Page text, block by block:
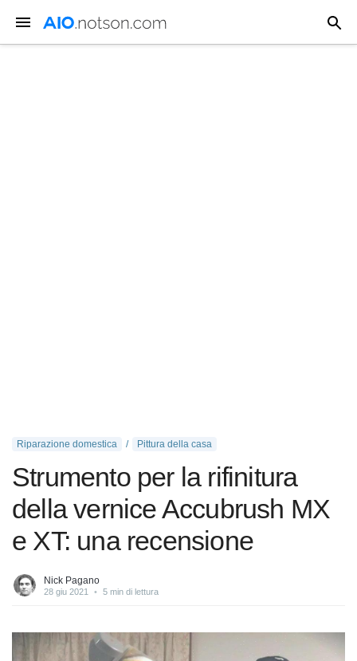
Riparazione domestica Pittura della casa
Strumento per la rifinitura
della vernice Accubrush MX
e XT: una recensione
Nick Pagano
28 giu 2021 • 5 min di lettura